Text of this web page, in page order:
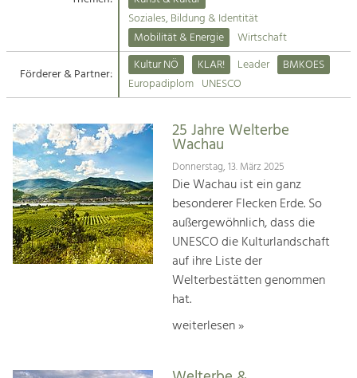
Suche
Impressum
Kontakt
Angebotsentwicklung und
Handwerk, Wissenschaft und Forschung.
Soziales, Bildung &
Identität
Gleichberechtigung, Jugend und
Integration
Mobilität & Energie
Klimawandel, öffentlicher Verkehr und
Steigerung regionaler Wertschöpfung
Soziales, Bildung & Identität
Mobilität & Energie
Wirtschaft
Förderer & Partner:
Kultur NÖ KLAR! Leader
BMKOES
Europadiplom UNESCO
25 Jahre Welterbe
Wachau
Donnerstag, 13. März 2025
Die Wachau ist ein ganz
besonderer Flecken Erde. So
außergewöhnlich, dass die
UNESCO die Kulturlandschaft
auf ihre Liste der
Welterbestätten genommen
hat.
weiterlesen »